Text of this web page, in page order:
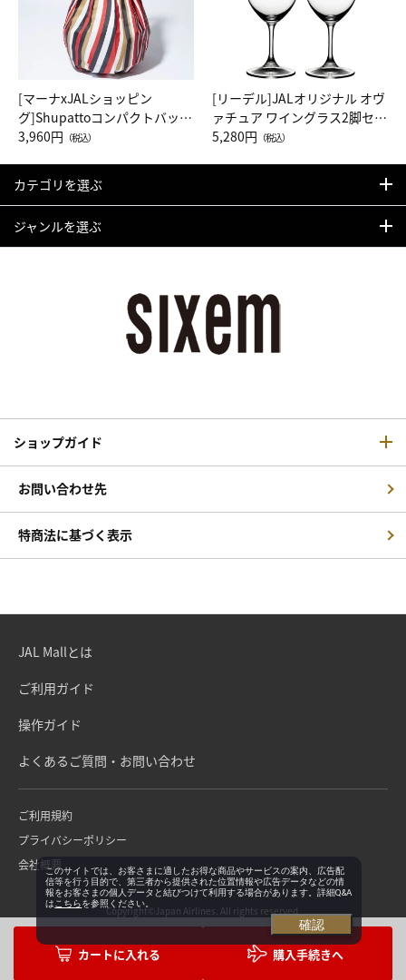
購入手続きへ
[マーナxJALショッピン
グ]Shupattoコンパクトバッグ
Drop JAL客室乗務員（LC）ス
3,960円 （税込）
[リーデル]JALオリジナル オヴ
ァチュア ワイングラス2脚セッ
ト（レッドワイン）
5,280円 （税込）
カテゴリを選ぶ
ジャンルを選ぶ
ショップガイド
お問い合わせ先
特商法に基づく表示
JAL Mallとは
ご利用ガイド
操作ガイド
よくあるご質問・お問い合わせ
ご利用規約
プライバシーポリシー
会社概要
Copyright©Japan Airlines. All rights reserved.
このサイトでは、お客さまに適したお得な商品やサービスの案内、広告配
信等を行う目的で、第三者から提供された位置情報や広告データなどの情
報をお客さまの個人データと結びつけて利用する場合があります。詳細Q&A
は こちらを参照ください。
確認